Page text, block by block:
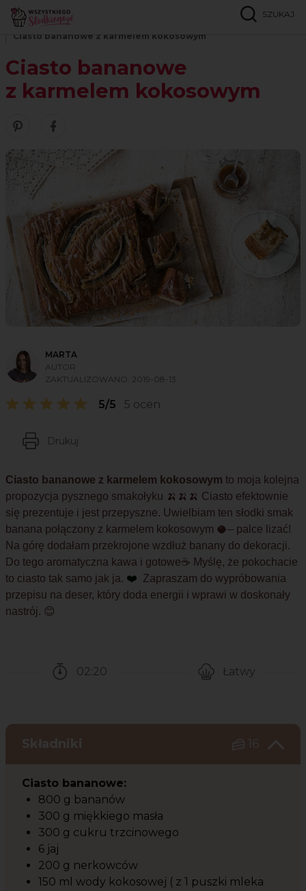
SZUKAJ
Strona główna
Ciasto bananowe z karmelem kokosowym
Ciasto bananowe
z karmelem kokosowym
Zobacz nasze piny w serwisie Pinterest
Udostępnij ten przepis w serwisie Facebook
MARTA
AUTOR
ZAKTUALIZOWANO: 2019-08-13
5/5 5 ocen
Drukuj
Ciasto bananowe z karmelem kokosowym to moja kolejna
propozycja pysznego smakołyku 🍌🍌🍌 Ciasto efektownie
się prezentuje i jest przepyszne. Uwielbiam ten słodki smak
banana połączony z karmelem kokosowym 🥥– palce lizać!
Na górę dodałam przekrojone wzdłuż banany do dekoracji.
Do tego aromatyczna kawa i gotowe☕ Myślę, że pokochacie
to ciasto tak samo jak ja. ❤️ Zapraszam do wypróbowania
przepisu na deser, który doda energii i wprawi w doskonały
nastrój. 😊
02:20
Łatwy
Składniki 16
Ciasto bananowe:
800 g bananów
300 g miękkiego masła
300 g cukru trzcinowego
6 jaj
200 g nerkowców
150 ml wody kokosowej ( z 1 puszki mleka